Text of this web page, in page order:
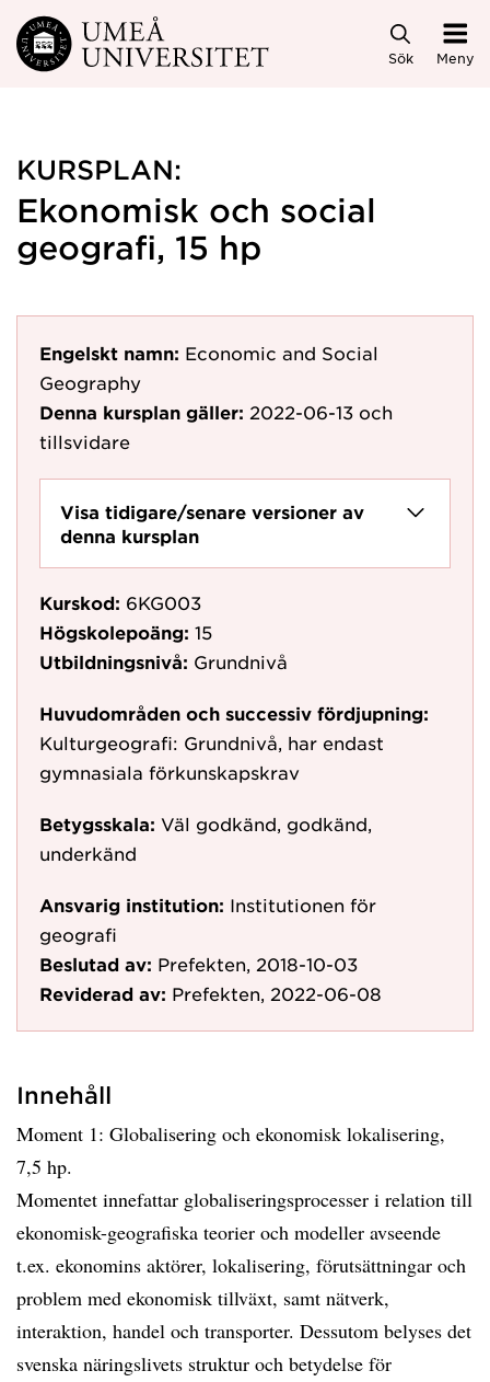
Hoppa direkt till innehållet
Sök Meny
KURSPLAN:
Ekonomisk och social
geografi, 15 hp
Engelskt namn: Economic and Social
Geography
Denna kursplan gäller: 2022-06-13 och
tillsvidare
Visa tidigare/senare versioner av
denna kursplan
Kurskod: 6KG003
Högskolepoäng: 15
Utbildningsnivå: Grundnivå
Huvudområden och successiv fördjupning:
Kulturgeografi: Grundnivå, har endast
gymnasiala förkunskapskrav
Betygsskala: Väl godkänd, godkänd,
underkänd
Ansvarig institution: Institutionen för
geografi
Beslutad av: Prefekten, 2018-10-03
Reviderad av: Prefekten, 2022-06-08
Innehåll
Moment 1: Globalisering och ekonomisk lokalisering,
7,5 hp.
Momentet innefattar globaliseringsprocesser i relation till
ekonomisk-geografiska teorier och modeller avseende
t.ex. ekonomins aktörer, lokalisering, förutsättningar och
problem med ekonomisk tillväxt, samt nätverk,
interaktion, handel och transporter. Dessutom belyses det
svenska näringslivets struktur och betydelse för